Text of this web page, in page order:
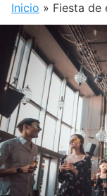
Inicio » Fiesta de